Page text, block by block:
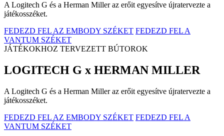
A Logitech G és a Herman Miller az erőit egyesítve újratervezte a
játékosszéket.
FEDEZD FEL AZ EMBODY SZÉKET FEDEZD FEL A
VANTUM SZÉKET
JÁTÉKOKHOZ TERVEZETT BÚTOROK
LOGITECH G x HERMAN MILLER
A Logitech G és a Herman Miller az erőit egyesítve újratervezte a
játékosszéket.
FEDEZD FEL AZ EMBODY SZÉKET FEDEZD FEL A
VANTUM SZÉKET